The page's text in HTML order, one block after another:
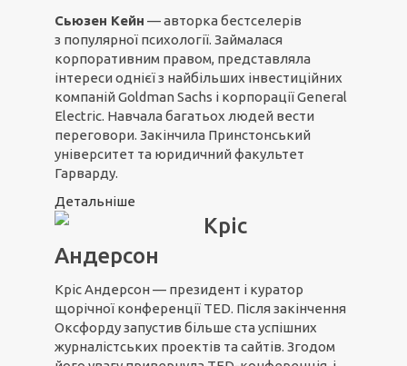
Сьюзен Кейн — авторка бестселерів
з популярної психології. Займалася
корпоративним правом, представляла
інтереси однієї з найбільших інвестиційних
компаній Goldman Sachs і корпорації General
Electric. Навчала багатьох людей вести
переговори. Закінчила Принстонський
університет та юридичний факультет
Гарварду.
Детальніше
Кріс
Андерсон
Кріс Андерсон — президент і куратор
щорічної конференції TED. Після закінчення
Оксфорду запустив більше ста успішних
журналістських проектів та сайтів. Згодом